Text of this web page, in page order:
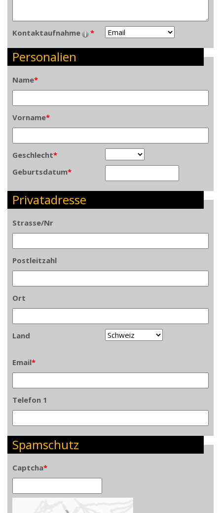
Kontaktaufnahme *
Personalien
Name*
Vorname*
Geschlecht*
Geburtsdatum*
Privatadresse
Strasse/Nr
Postleitzahl
Ort
Land
Email*
Telefon 1
Spamschutz
Captcha*